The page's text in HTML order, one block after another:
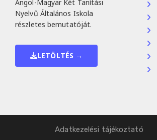
Angol-Magyar Két Tanítási
Nyelvű Általános Iskola
részletes bemutatóját.
LETÖLTÉS →
Adatkezelési tájékoztató